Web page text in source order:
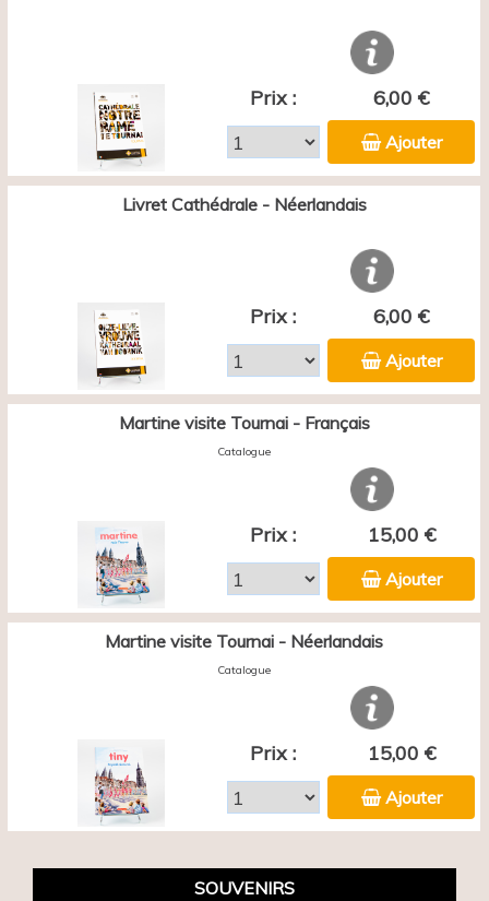
Prix : 6,00 €
Ajouter
Livret Cathédrale - Néerlandais
Prix : 6,00 €
Ajouter
Martine visite Tournai - Français
Catalogue
Prix : 15,00 €
Ajouter
Martine visite Tournai - Néerlandais
Catalogue
Prix : 15,00 €
Ajouter
SOUVENIRS